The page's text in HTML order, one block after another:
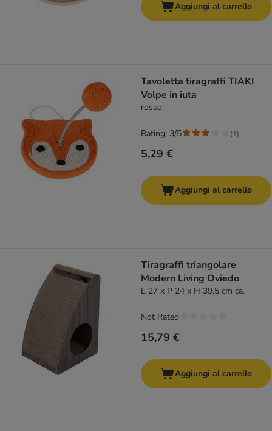
Aggiungi al carrello
Tavoletta tiragraffi TIAKI
Volpe in iuta
rosso
5,29 €
Rating: 3/5 (1)
Aggiungi al carrello
Tiragraffi triangolare
Modern Living Oviedo
L 27 x P 24 x H 39,5 cm ca.
15,79 €
Not Rated
Aggiungi al carrello